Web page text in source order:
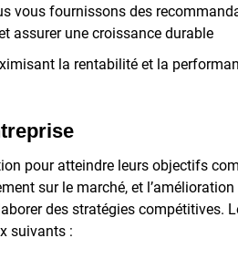
vous fournissons des
assurer une croissance durable
la rentabilité et la
pour atteindre leurs objectifs
sur le marché, et
des stratégies compétitives.
suivants :